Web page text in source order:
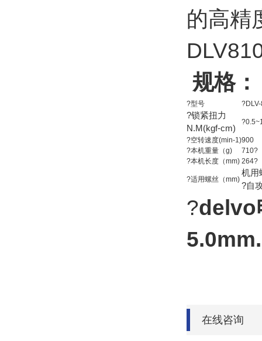
的高精
规格：
?型号
?锁紧扭力
N.M(kgf-cm)
?空转速度(min-1)900
?本机重量（g)
710?
?本机长度（mm) 264?
?适用螺丝（mm)
机用
?自
?delvo
5.0mm.
在线咨询